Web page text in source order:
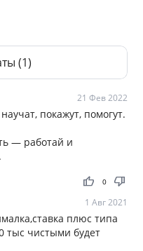
(1)
21 Фев 2022
покажут, помогут.
— работай и
thumb_up thumb_down
0
1 Авг 2021
плюс типа
тыс чистыми будет